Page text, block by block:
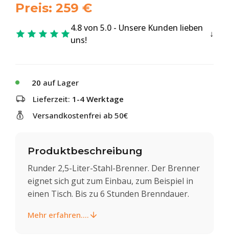
Preis: 259 €
4.8 von 5.0 - Unsere Kunden lieben
uns!
20 auf Lager
Lieferzeit: 1-4 Werktage
Versandkostenfrei ab 50€
Produktbeschreibung
Runder 2,5-Liter-Stahl-Brenner. Der Brenner
eignet sich gut zum Einbau, zum Beispiel in
einen Tisch. Bis zu 6 Stunden Brenndauer.
Mehr erfahren....